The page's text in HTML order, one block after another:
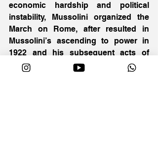
economic hardship and political
instability, Mussolini organized the
March on Rome, after resulted in
Mussolini’s ascending to power in
1922 and his subsequent acts of
aggression. As for Germany, Hitler